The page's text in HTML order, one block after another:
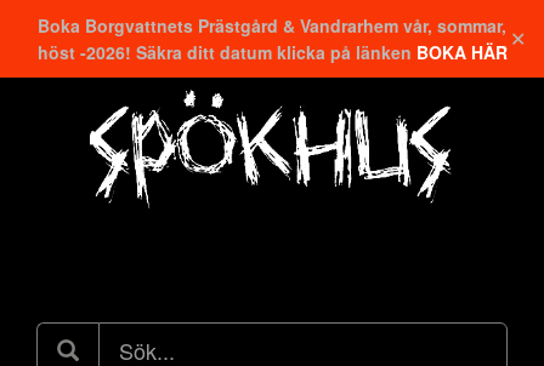
Boka Borgvattnets Prästgård & Vandrarhem vår, sommar,
höst -2026! Säkra ditt datum klicka på länken BOKA HÄR ✕